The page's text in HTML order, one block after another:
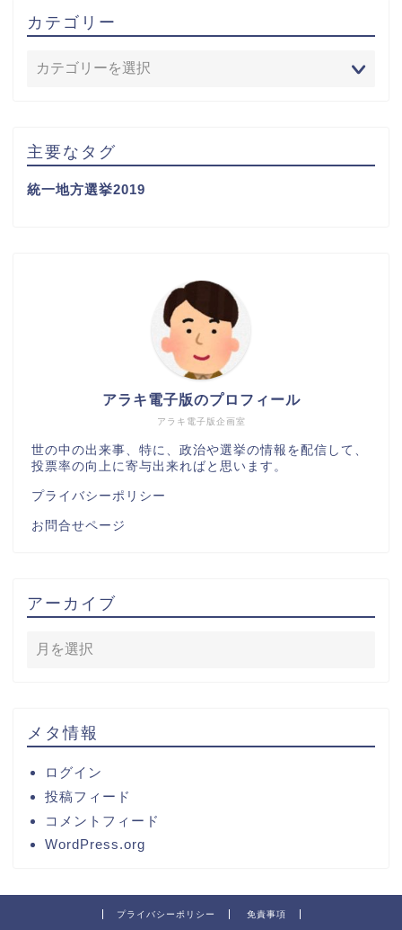
カテゴリー
主要なタグ
統一地方選挙2019
アラキ電子版企画室
アラキ電子版のプロフィール
世の中の出来事、特に、政治や選挙の情報を配信して、
投票率の向上に寄与出来ればと思います。
プライバシーポリシー
お問合せページ
アーカイブ
メタ情報
ログイン
投稿フィード
コメントフィード
WordPress.org
プライバシーポリシー 免責事項